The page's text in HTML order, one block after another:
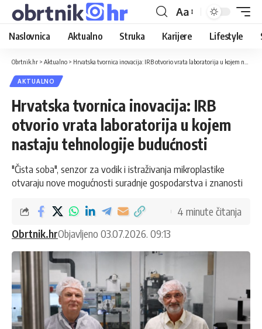
Aa
Naslovnica Aktualno Struka Karijere Lifestyle
Obrtnik.hr > Aktualno > Hrvatska tvornica inovacija: IRB otvorio vrata laboratorija u kojem nastaju tehnologije budućnosti
AKTUALNO
Hrvatska tvornica inovacija: IRB
otvorio vrata laboratorija u kojem
nastaju tehnologije budućnosti
"Čista soba", senzor za vodik i istraživanja mikroplastike
otvaraju nove mogućnosti suradnje gospodarstva i znanosti
Obrtnik.hrObjavljeno 03.07.2026. 09:13
4 minute čitanja